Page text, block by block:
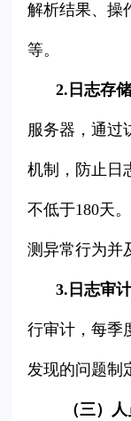
解析结果、操
等。
2.日志存
服务器，通过
机制，防止日
不低于180天
测异常行为并
3.日志审
行审计，每季
发现的问题制
（三）